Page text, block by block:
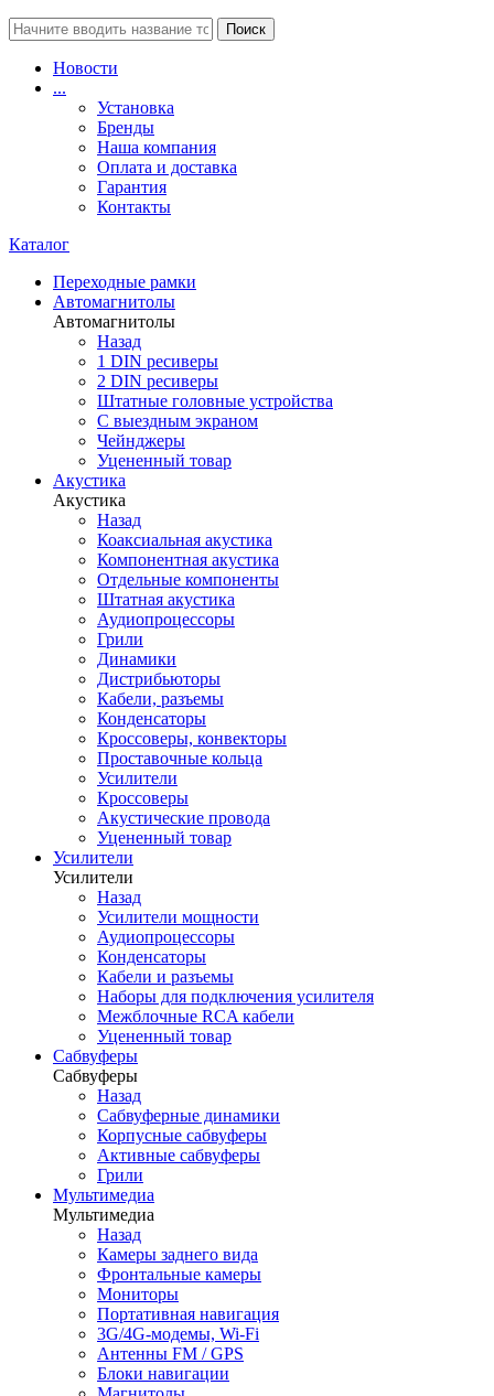
Поиск
Новости
...
Установка
Бренды
Наша компания
Оплата и доставка
Гарантия
Контакты
Каталог
Переходные рамки
Автомагнитолы
Автомагнитолы
Назад
1 DIN ресиверы
2 DIN ресиверы
Штатные головные устройства
С выездным экраном
Чейнджеры
Уцененный товар
Акустика
Акустика
Назад
Коаксиальная акустика
Компонентная акустика
Отдельные компоненты
Штатная акустика
Аудиопроцессоры
Грили
Динамики
Дистрибьюторы
Кабели, разъемы
Конденсаторы
Кроссоверы, конвекторы
Проставочные кольца
Усилители
Кроссоверы
Акустические провода
Уцененный товар
Усилители
Усилители
Назад
Усилители мощности
Аудиопроцессоры
Конденсаторы
Кабели и разъемы
Наборы для подключения усилителя
Межблочные RCA кабели
Уцененный товар
Сабвуферы
Сабвуферы
Назад
Сабвуферные динамики
Корпусные сабвуферы
Активные сабвуферы
Грили
Мультимедиа
Мультимедиа
Назад
Камеры заднего вида
Фронтальные камеры
Мониторы
Портативная навигация
3G/4G-модемы, Wi-Fi
Антенны FM / GPS
Блоки навигации